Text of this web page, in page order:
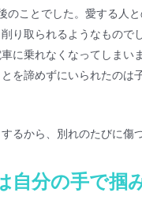
のことでした。愛する人
り取られるようなもので
に乗れなくなってしまい
を諦めずにいられたのは
るから、別れのたびに傷
自分の手で掴